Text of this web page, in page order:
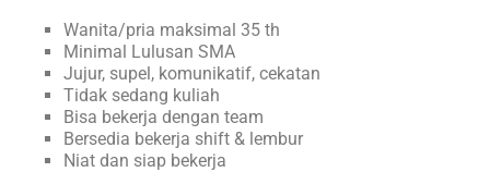
Wanita/pria maksimal 35 th
Minimal Lulusan SMA
Jujur, supel, komunikatif, cekatan
Tidak sedang kuliah
Bisa bekerja dengan team
Bersedia bekerja shift & lembur
Niat dan siap bekerja